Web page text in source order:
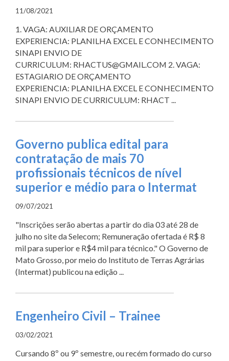
11/08/2021
1. VAGA: AUXILIAR DE ORÇAMENTO
EXPERIENCIA: PLANILHA EXCEL E CONHECIMENTO
SINAPI ENVIO DE
CURRICULUM: RHACTUS@GMAIL.COM 2. VAGA:
ESTAGIARIO DE ORÇAMENTO
EXPERIENCIA: PLANILHA EXCEL E CONHECIMENTO
SINAPI ENVIO DE CURRICULUM: RHACT ...
Governo publica edital para
contratação de mais 70
profissionais técnicos de nível
superior e médio para o Intermat
09/07/2021
"Inscrições serão abertas a partir do dia 03 até 28 de
julho no site da Selecom; Remuneração ofertada é R$ 8
mil para superior e R$4 mil para técnico." O Governo de
Mato Grosso, por meio do Instituto de Terras Agrárias
(Intermat) publicou na edição ...
Engenheiro Civil – Trainee
03/02/2021
Cursando 8º ou 9º semestre, ou recém formado do curso